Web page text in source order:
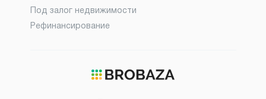
Под залог недвижимости
Рефинансирование